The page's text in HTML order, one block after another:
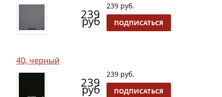
239
руб
239 руб.
ПОДПИСАТЬСЯ
40, черный
239
руб
239 руб.
ПОДПИСАТЬСЯ